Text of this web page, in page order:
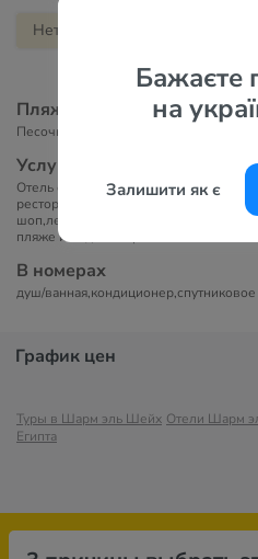
Бажаєте
на
Залишити як є
Нет туров в этот отель
Пляж
Песочный пляж
Услуги в отеле
Отель состоит из 3-х этажей,
ресторан у бассейна, пицеррия
шоп,лежаки и зонтики у
пляже и недалеко расположена школа
В номерах
душ/
График цен
Туры в Шарм эль Шейх Отели Шарм
Египта